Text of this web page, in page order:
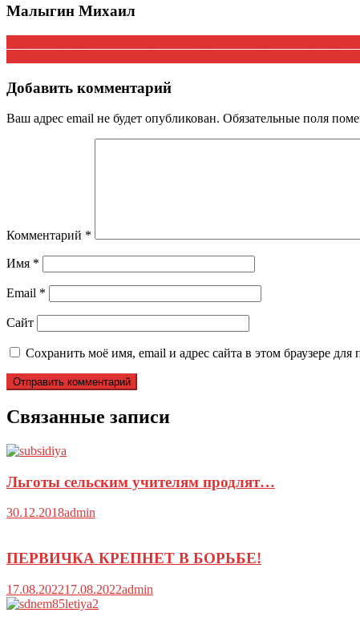
Малыгин Михаил
Навигация
по
записям
Добавить комментарий
Ваш адрес email не будет опубликован. Обязательные поля
Комментарий *
Имя *
Email *
Сайт
Сохранить моё имя, email и адрес сайта в этом браузере
Связанные записи
Льготы сельским учителям продлят…
30.12.2018admin
ПЕРВИЧКА КРЕПНЕТ В БОРЬБЕ!
17.08.202217.08.2022admin